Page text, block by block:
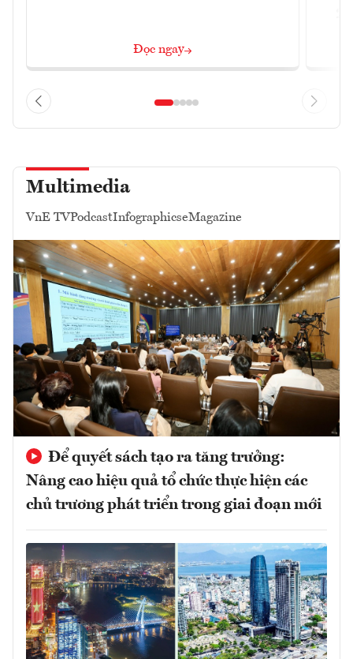
Đọc ngay
Multimedia
VnE TVPodcastInfographicseMagazine
Để quyết sách tạo ra tăng trưởng:
Nâng cao hiệu quả tổ chức thực hiện các
chủ trương phát triển trong giai đoạn mới